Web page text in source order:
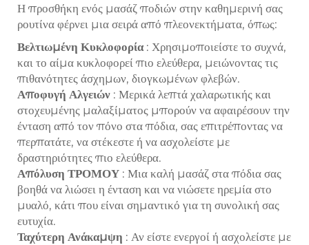
Η προσθήκη ενός μασάζ ποδιών στην καθημερινή σας
ρουτίνα φέρνει μια σειρά από πλεονεκτήματα, όπως:
Βελτιωμένη Κυκλοφορία : Χρησιμοποιείστε το συχνά,
και το αίμα κυκλοφορεί πιο ελεύθερα, μειώνοντας τις
πιθανότητες άσχημων, διογκωμένων φλεβών.
Αποφυγή Αλγειών : Μερικά λεπτά χαλαρωτικής και
στοχευμένης μαλαξίματος μπορούν να αφαιρέσουν την
ένταση από τον πόνο στα πόδια, σας επιτρέποντας να
περπατάτε, να στέκεστε ή να ασχολείστε με
δραστηριότητες πιο ελεύθερα.
Απόλυση ΤΡΟΜΟΥ : Μια καλή μασάζ στα πόδια σας
βοηθά να λιώσει η ένταση και να νιώσετε ηρεμία στο
μυαλό, κάτι που είναι σημαντικό για τη συνολική σας
ευτυχία.
Ταχύτερη Ανάκαμψη : Αν είστε ενεργοί ή ασχολείστε με